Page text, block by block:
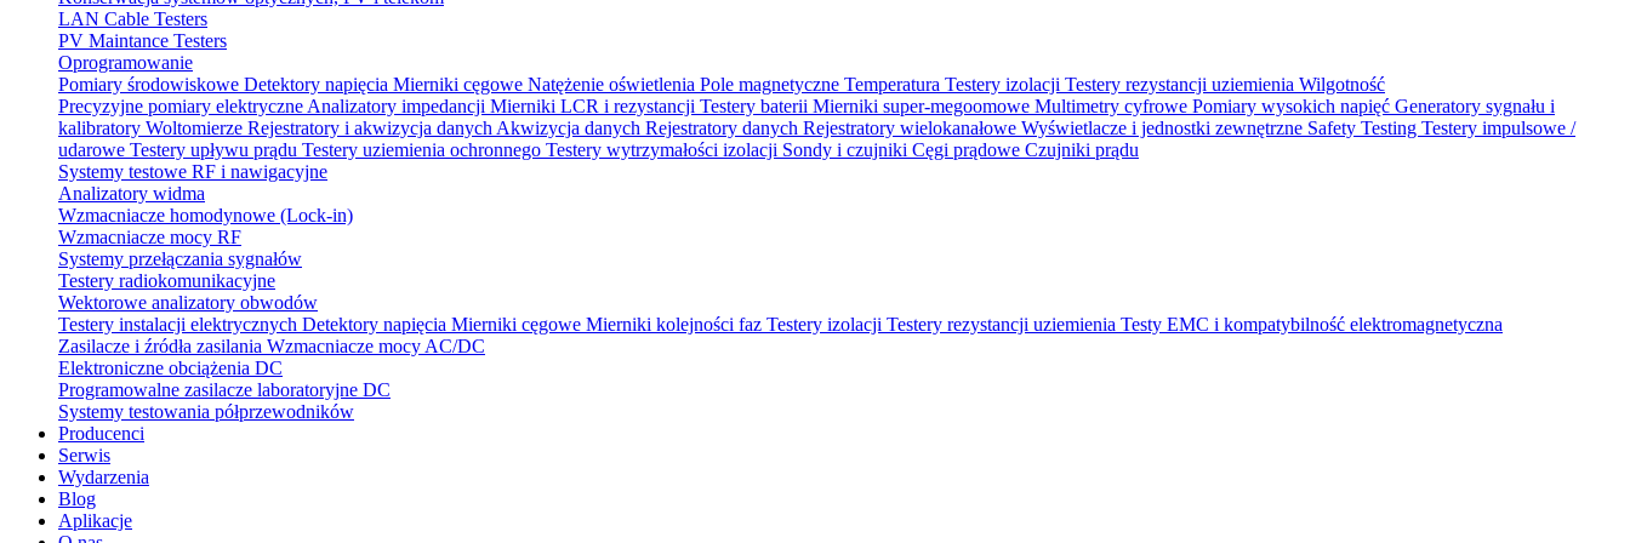
LAN Cable Testers
PV Maintance Testers
Oprogramowanie
Pomiary środowiskowe Detektory napięcia Mierniki cęgowe Natężenie oświetlenia Pole magnetyczne Temperatura Testery izolacji Testery rezystancji uziemienia Wilgotność
Precyzyjne pomiary elektryczne Analizatory impedancji Mierniki LCR i rezystancji Testery baterii Mierniki super-megoomowe Multimetry cyfrowe Pomiary wysokich napięć Generatory sygnału i
kalibratory Woltomierze Rejestratory i akwizycja danych Akwizycja danych Rejestratory danych Rejestratory wielokanałowe Wyświetlacze i jednostki zewnętrzne Safety Testing Testery impulsowe /
udarowe Testery upływu prądu Testery uziemienia ochronnego Testery wytrzymałości izolacji Sondy i czujniki Cęgi prądowe Czujniki prądu
Systemy testowe RF i nawigacyjne
Analizatory widma
Wzmacniacze homodynowe (Lock‑in)
Wzmacniacze mocy RF
Systemy przełączania sygnałów
Testery radiokomunikacyjne
Wektorowe analizatory obwodów
Testery instalacji elektrycznych Detektory napięcia Mierniki cęgowe Mierniki kolejności faz Testery izolacji Testery rezystancji uziemienia Testy EMC i kompatybilność elektromagnetyczna
Zasilacze i źródła zasilania Wzmacniacze mocy AC/DC
Elektroniczne obciążenia DC
Programowalne zasilacze laboratoryjne DC
Systemy testowania półprzewodników
Producenci
Serwis
Wydarzenia
Blog
Aplikacje